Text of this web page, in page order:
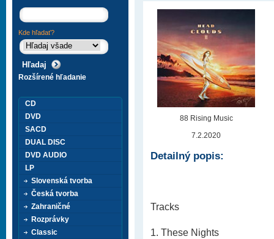
88 Rising Music
7.2.2020
Detailný popis:
Tracks
1. These Nights
Kde hľadať?
Rozšírené hľadanie
CD
DVD
SACD
DUAL DISC
DVD AUDIO
LP
Slovenská tvorba
Česká tvorba
Zahraničné
Rozprávky
Classic